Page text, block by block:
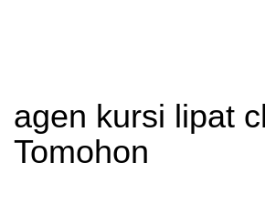
agen kursi lipat
Tomohon